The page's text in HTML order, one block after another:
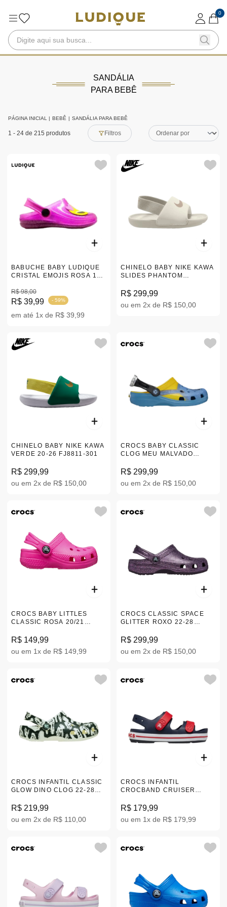
0
SANDÁLIA
PARA BEBÊ
PÁGINA INICIAL | BEBÊ | SANDÁLIA PARA BEBÊ
1 - 24 de 215 produtos Filtros
BABUCHE BABY LUDIQUE
CRISTAL EMOJIS ROSA 19-
R$ 98,00
R$ 39,99 - 59%
em até 1x de R$ 39,99
CHINELO BABY NIKE KAWA
SLIDES PHANTOM
26 FJ8811-002
R$ 299,99
ou em 2x de R$ 150,00
CHINELO BABY NIKE KAWA
VERDE 20-26 FJ8811-301
R$ 299,99
ou em 2x de R$ 150,00
CROCS BABY CLASSIC
CLOG MEU MALVADO
001
R$ 299,99
ou em 2x de R$ 150,00
CROCS BABY LITTLES
CLASSIC ROSA 20/21
R$ 149,99
ou em 1x de R$ 149,99
CROCS CLASSIC SPACE
GLITTER ROXO 22-28
R$ 299,99
ou em 2x de R$ 150,00
CROCS INFANTIL CLASSIC
GLOW DINO CLOG 22-28
R$ 219,99
ou em 2x de R$ 110,00
CROCS INFANTIL
CROCBAND CRUISER
|209424-4OT
R$ 179,99
ou em 1x de R$ 179,99